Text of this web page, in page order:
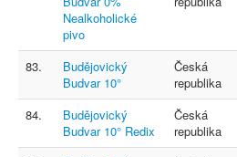
Nealkoholické
pivo
83.
Budějovický
Budvar 10°
Česká
republika
84.
Budějovický
Budvar 10° Redix
Česká
republika